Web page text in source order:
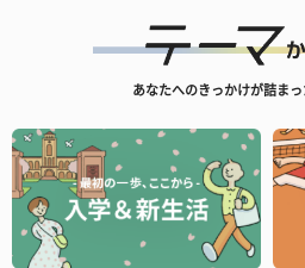
あなたへのきっかけが詰ま